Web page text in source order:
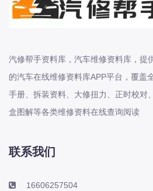
东风风行
大众-上汽大众
大众-江淮大众
大众-进口大众
大力牛魔王
电动屋
F
汽修帮手资料库，汽车维修资料库，提
的汽车在线维修资料库APP平台，覆盖
手册、拆装资料、大修扭力、正时校对
盒图解等各类维修资料在线查询阅读
联系我们
16606257504